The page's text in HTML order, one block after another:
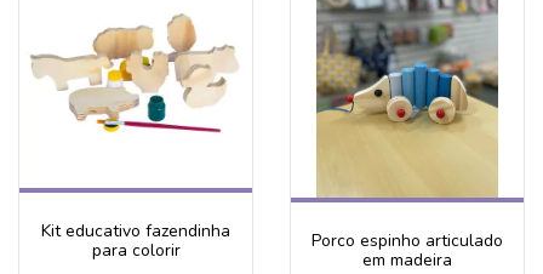
Kit educativo fazendinha
para colorir
Porco espinho articulado
em madeira